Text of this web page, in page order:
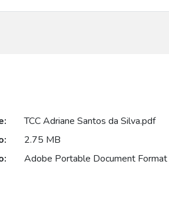
TCC Adriane Santos da Silva.pdf
2.75 MB
Adobe Portable Document Format